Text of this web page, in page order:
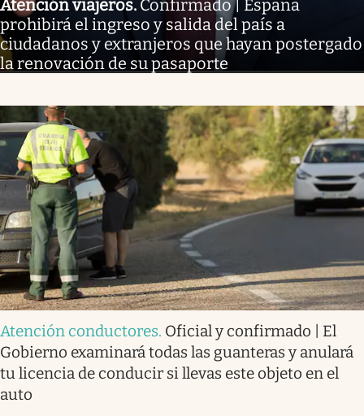
Atención viajeros. Confirmado | España
prohibirá el ingreso y salida del país a
ciudadanos y extranjeros que hayan postergado
la renovación de su pasaporte
Atención conductores. Oficial y confirmado | El
Gobierno examinará todas las guanteras y anulará
tu licencia de conducir si llevas este objeto en el
auto